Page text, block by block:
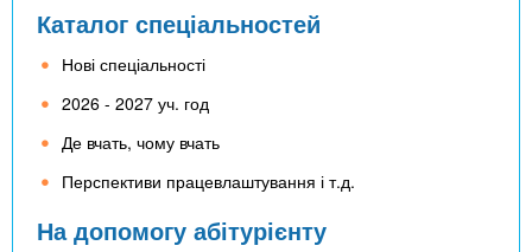
Каталог спеціальностей
Нові спеціальності
2026 - 2027 уч. год
Де вчать, чому вчать
Перспективи працевлаштування і т.д.
На допомогу абітурієнту